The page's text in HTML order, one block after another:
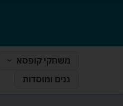
משחקי קופסא
גנים ומוסדות